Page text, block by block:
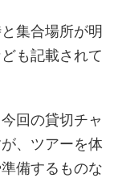
集合場所が明
も記載されて
回の貸切チャ
、ツアーを体
備するものな